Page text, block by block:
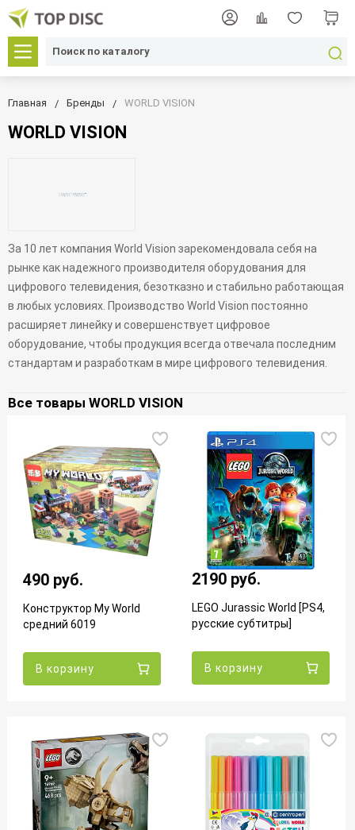
Главная Бренды WORLD VISION
WORLD VISION
За 10 лет компания World Vision зарекомендовала себя на
рынке как надежного производителя оборудования для
цифрового телевидения, безотказно и стабильно работающая
в любых условиях. Производство World Vision постоянно
расширяет линейку и совершенствует цифровое
оборудование, чтобы продукция всегда отвечала последним
стандартам и разработкам в мире цифрового телевидения.
Все товары WORLD VISION
490 руб.
Конструктор My World
средний 6019
В корзину
2190 руб.
LEGO Jurassic World [PS4,
русские субтитры]
В корзину